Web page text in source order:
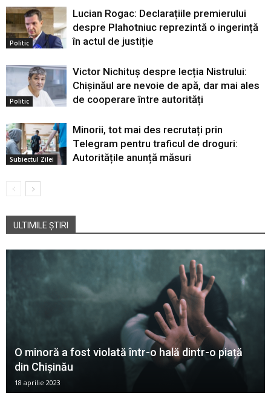
Politic
Lucian Rogac: Declarațiile premierului
despre Plahotniuc reprezintă o ingerință
în actul de justiție
Politic
Victor Nichituș despre lecția Nistrului:
Chișinăul are nevoie de apă, dar mai ales
de cooperare între autorități
Subiectul Zilei
Minorii, tot mai des recrutați prin
Telegram pentru traficul de droguri:
Autoritățile anunță măsuri
ULTIMILE ȘTIRI
O minoră a fost violată într-o hală dintr-o piață
din Chișinău
18 aprilie 2023